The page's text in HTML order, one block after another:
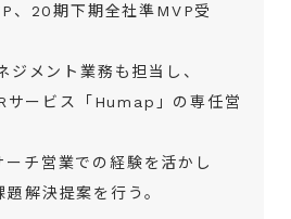
、20期下期全社準MVP受
メント業務も担当し、
サービス「Humap」の専任営
ーチ営業での経験を活かし
解決提案を行う。